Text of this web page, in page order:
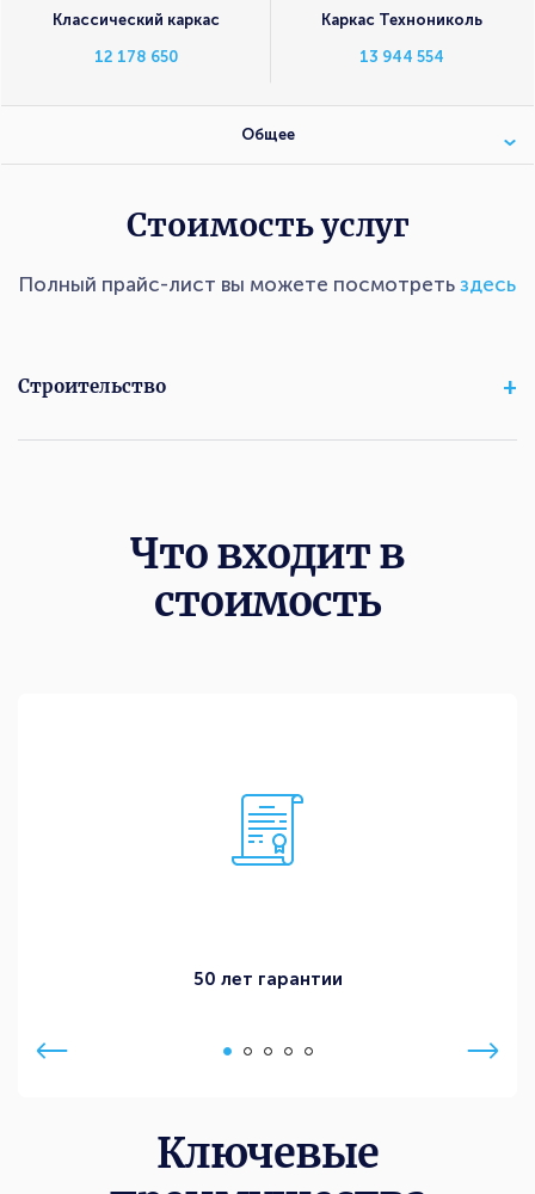
Классический каркас
12 178 650
Каркас Технониколь
13 944 554
Общее
Стоимость услуг
Полный прайс-лист вы можете посмотреть здесь
Строительство
Что входит в
стоимость
50 лет гарантии
Ключевые